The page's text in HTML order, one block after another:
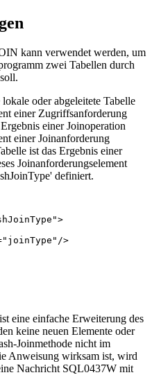
kann verwendet werden, um
zwei Tabellen durch
oder abgeleitete Tabelle
einer Zugriffsanforderung
einer Joinoperation
einer Joinanforderung
ist das Ergebnis einer
Joinanforderungselement
definiert.
>
eine einfache Erweiterung des
keine neuen Elemente oder
Joinmethode nicht im
Anweisung wirksam ist, wird
Nachricht SQL0437W mit